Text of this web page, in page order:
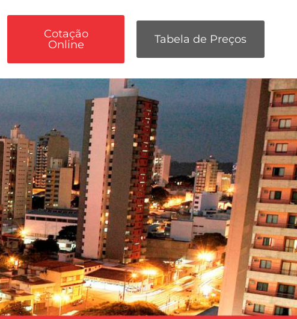
Cotação
Online
Tabela de Preços